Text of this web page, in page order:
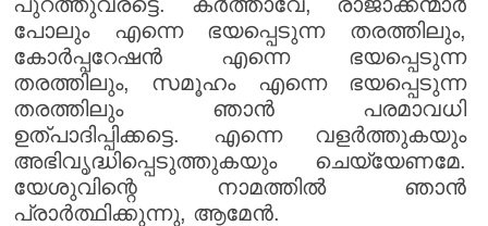
പോലും എന്നെ ഭയപ്പെടുന്ന തരത്തിലും,
കോർപ്പറേഷൻ എന്നെ ഭയപ്പെടുന്ന
തരത്തിലും, സമൂഹം എന്നെ ഭയപ്പെടുന്ന
തരത്തിലും ഞാൻ പരമാവധി
ഉത്പാദിപ്പിക്കട്ടെ. എന്നെ വളർത്തുകയും
അഭിവൃദ്ധിപ്പെടുത്തുകയും ചെയ്യേണമേ.
യേശുവിന്റെ നാമത്തിൽ ഞാൻ
പ്രാർത്ഥിക്കുന്നു, ആമേൻ.